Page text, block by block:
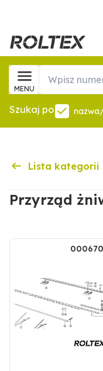
MENU
Szukaj po
Lista kategorii
Przyrząd